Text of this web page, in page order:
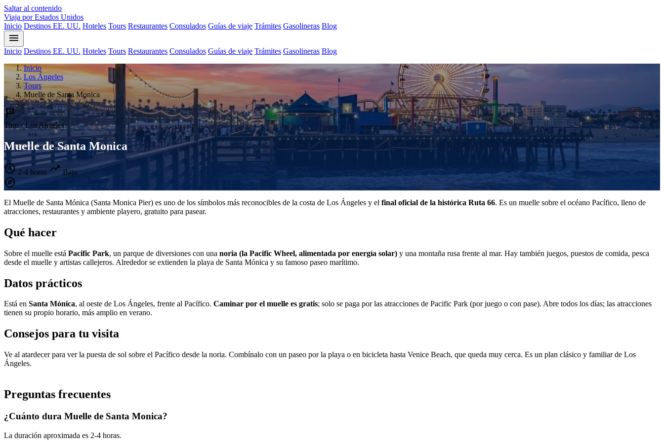
Saltar al contenido
Viaja por Estados Unidos
Inicio Destinos EE. UU. Hoteles Tours Restaurantes Consulados Guías de viaje Trámites Gasolineras Blog
menu
Inicio Destinos EE. UU. Hoteles Tours Restaurantes Consulados Guías de viaje Trámites Gasolineras Blog
Inicio
Los Ángeles
Tours
Muelle de Santa Monica
tour
Tour · Los Angeles
Muelle de Santa Monica
schedule 2-4 horas trending_up Baja
explore
El Muelle de Santa Mónica (Santa Monica Pier) es uno de los símbolos más reconocibles de la costa de Los Ángeles y el final oficial de la histórica Ruta 66. Es un muelle sobre el océano Pacífico, lleno de
atracciones, restaurantes y ambiente playero, gratuito para pasear.
Qué hacer
Sobre el muelle está Pacific Park, un parque de diversiones con una noria (la Pacific Wheel, alimentada por energía solar) y una montaña rusa frente al mar. Hay también juegos, puestos de comida, pesca
desde el muelle y artistas callejeros. Alrededor se extienden la playa de Santa Mónica y su famoso paseo marítimo.
Datos prácticos
Está en Santa Mónica, al oeste de Los Ángeles, frente al Pacífico. Caminar por el muelle es gratis; solo se paga por las atracciones de Pacific Park (por juego o con pase). Abre todos los días; las atracciones
tienen su propio horario, más amplio en verano.
Consejos para tu visita
Ve al atardecer para ver la puesta de sol sobre el Pacífico desde la noria. Combínalo con un paseo por la playa o en bicicleta hasta Venice Beach, que queda muy cerca. Es un plan clásico y familiar de Los
Ángeles.
Preguntas frecuentes
¿Cuánto dura Muelle de Santa Monica?
La duración aproximada es 2-4 horas.